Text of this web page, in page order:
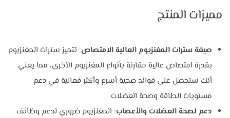
مميزات المنتج
صيغة سترات المغنزيوم العالية الامتصاص: تتميز سترات المغنزيوم
بقدرة امتصاص عالية مقارنة بأنواع المغنزيوم الأخرى، مما يعني
أنك ستحصل على فوائد صحية أسرع وأكثر فعالية في دعم
مستويات الطاقة وصحة العضلات.
دعم لصحة العضلات والأعصاب: المغنزيوم ضروري لدعم وظائف